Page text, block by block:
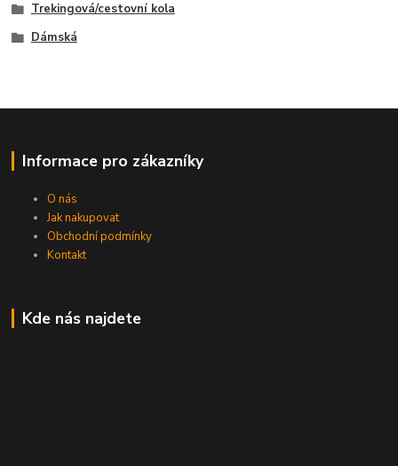
Trekingová/cestovní kola
Dámská
Informace pro zákazníky
O nás
Jak nakupovat
Obchodní podmínky
Kontakt
Kde nás najdete